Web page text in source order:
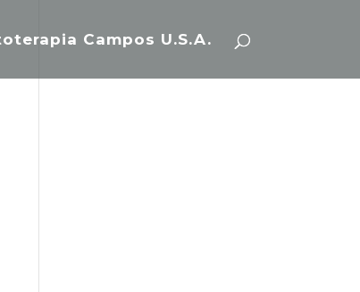
Campos U.S.A.